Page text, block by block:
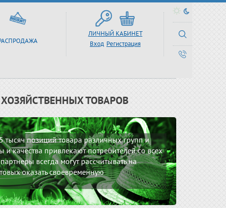
ЛИЧНЫЙ КАБИНЕТ
Вход Регистрация
ТОВАРОВ
тысяч позиций товара различных групп и
качества привлекают потребителей со всех
всегда могут рассчитывать на
оказать своевременную